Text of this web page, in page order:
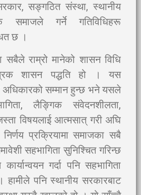
सङ्गठित संस्था, स्थानीय
समाजले गर्ने गतिविधिहरू
छ ।
सबैले राम्रो मानेको शासन विधि
शासन पद्धति हो । यस
अधिकारको सम्मान हुन्छ भने यसले
लैङ्गिक संवेदनशीलता,
विषयलाई आत्मसात् गरी अघि
प्रक्रियामा समाजका सबै
सहभागिता सुनिश्चित गरिन्छ
गर्दा पनि सहभागिता
हामीले पनि स्थानीय सरकारबाट